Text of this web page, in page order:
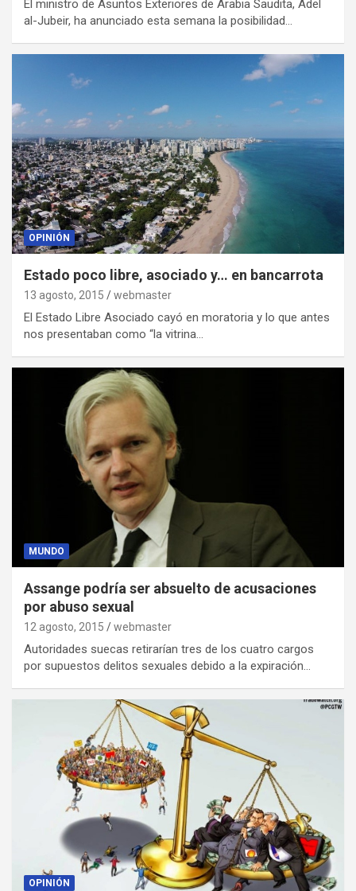
El ministro de Asuntos Exteriores de Arabia Saudita, Adel
al-Jubeir, ha anunciado esta semana la posibilidad…
OPINIÓN
Estado poco libre, asociado y… en bancarrota
13 agosto, 2015 webmaster
El Estado Libre Asociado cayó en moratoria y lo que antes
nos presentaban como “la vitrina…
MUNDO
Assange podría ser absuelto de acusaciones
por abuso sexual
12 agosto, 2015 webmaster
Autoridades suecas retirarían tres de los cuatro cargos
por supuestos delitos sexuales debido a la expiración…
OPINIÓN